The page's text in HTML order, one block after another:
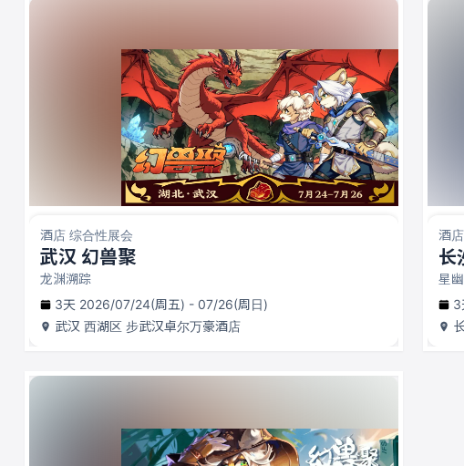
酒店 综合性展会
武汉 幻兽聚
龙渊溯踪
3天 2026/07/24(周五) - 07/26(周日)
武汉 西湖区 步武汉卓尔万豪酒店
酒
长
星
3